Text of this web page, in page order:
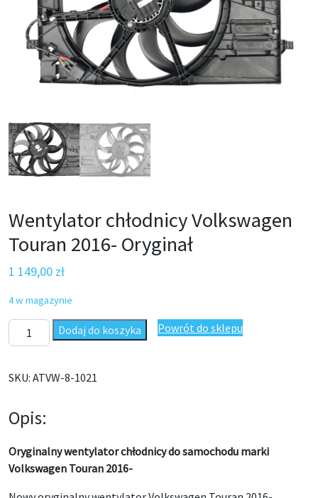
Wentylator chłodnicy Volkswagen
Touran 2016- Oryginał
1 149,00 zł
4 w magazynie
ilość Wentylator chłodnicy Volkswagen Touran 2016- Oryginał
Dodaj do koszyka Powrót do sklepu
SKU: ATVW-8-1021
Opis:
Oryginalny wentylator chłodnicy do samochodu marki
Volkswagen Touran 2016-